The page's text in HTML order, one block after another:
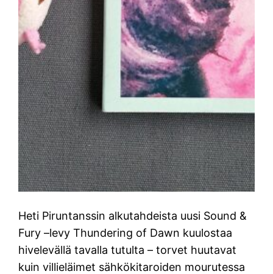
Heti Piruntanssin alkutahdeista uusi Sound &
Fury –levy Thundering of Dawn kuulostaa
hivelevällä tavalla tutulta – torvet huutavat
kuin villieläimet sähkökitaroiden mourutessa